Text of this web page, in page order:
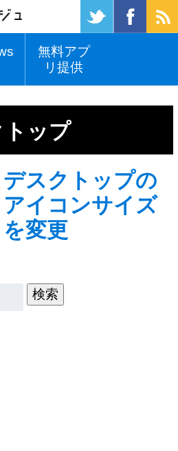
無料アプ
リ提供
ップ
デスクトップの
アイコンサイズ
を変更
検索